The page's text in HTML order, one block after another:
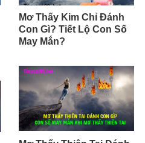
Mơ Thấy Kim Chỉ Đánh
Con Gì? Tiết Lộ Con Số
May Mắn?